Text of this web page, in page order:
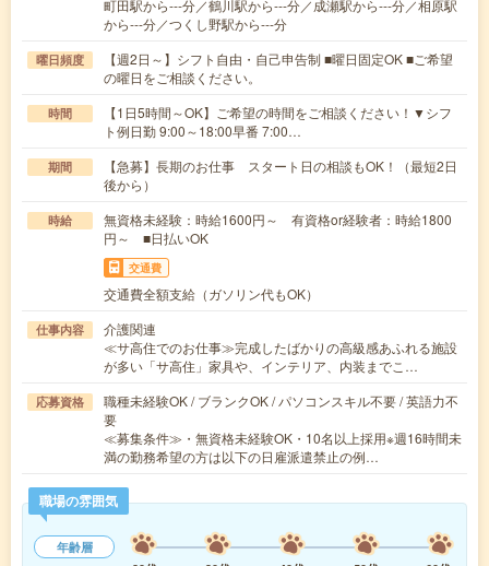
町田駅から---分／鶴川駅から---分／成瀬駅から---分／相原駅
から---分／つくし野駅から---分
曜日頻度
【週2日～】シフト自由・自己申告制 ■曜日固定OK ■ご希望
の曜日をご相談ください。
時間
【1日5時間～OK】ご希望の時間をご相談ください！▼シフ
ト例日勤 9:00～18:00早番 7:00…
期間
【急募】長期のお仕事 スタート日の相談もOK！（最短2日
後から）
時給
無資格未経験：時給1600円～ 有資格or経験者：時給1800
円～ ■日払いOK
交通費
交通費全額支給（ガソリン代もOK）
仕事内容
介護関連
≪サ高住でのお仕事≫完成したばかりの高級感あふれる施設
が多い「サ高住」家具や、インテリア、内装までこ…
応募資格
職種未経験OK / ブランクOK / パソコンスキル不要 / 英語力不
要
≪募集条件≫・無資格未経験OK・10名以上採用※週16時間未
満の勤務希望の方は以下の日雇派遣禁止の例…
職場の雰囲気
年齢層